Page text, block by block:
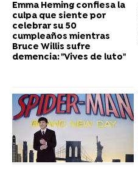
Emma Heming confiesa la
culpa que siente por
celebrar su 50
cumpleaños mientras
Bruce Willis sufre
demencia: "Vives de luto"